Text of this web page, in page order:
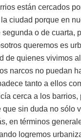
están cercados
ciudad porque en
o de cuarta,
queremos es
de quienes vivimos
narcos no puedan
tanto a ellos
cerca a los
sin duda no sólo
en términos
logremos